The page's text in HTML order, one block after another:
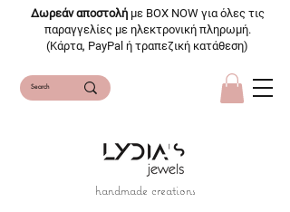
handmade creations
Δωρεάν αποστολή με BOX NOW για όλες τις
παραγγελίες με ηλεκτρονική πληρωμή.
(Κάρτα, PayPal ή τραπεζική κατάθεση)